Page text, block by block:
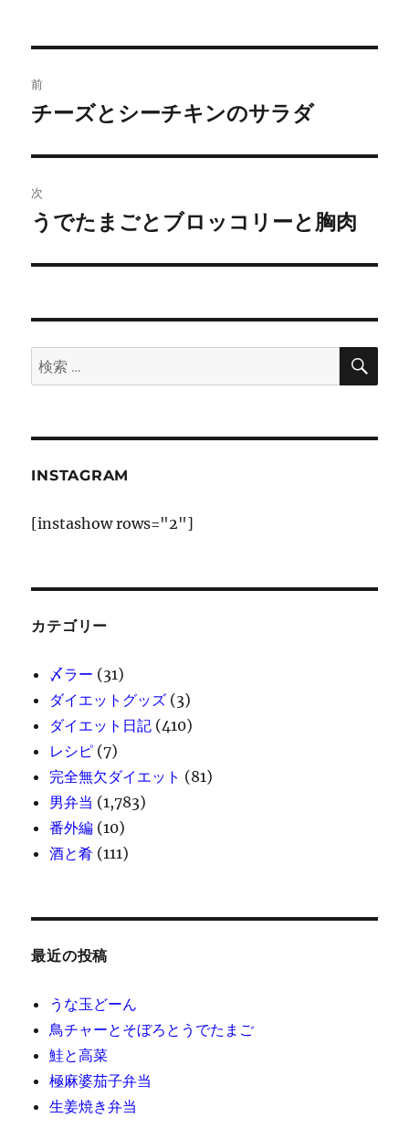
稿
ビ
ゲ
ー
ン
前
前
投
稿:
チーズとシーチキンのサラダ
次
次
投
うでたまごとブロッコリーと胸肉
検
索:
検
INSTAGRAM
[instashow rows="2"]
カテゴリー
〆ラー (31)
ダイエットグッズ (3)
ダイエット日記 (410)
レシピ (7)
完全無欠ダイエット (81)
男弁当 (1,783)
番外編 (10)
酒と肴 (111)
最近の投稿
うな玉どーん
鳥チャーとそぼろとうでたまご
鮭と高菜
極麻婆茄子弁当
生姜焼き弁当